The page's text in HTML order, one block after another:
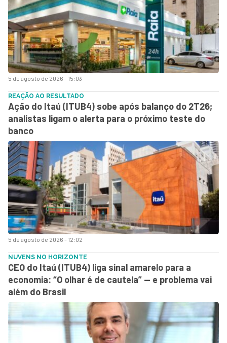
5 de agosto de 2026 - 15:03
5 de agosto de 2026 - 12:02
REAÇÃO AO RESULTADO
Ação do Itaú (ITUB4) sobe após balanço do 2T26;
analistas ligam o alerta para o próximo teste do
banco
NUVENS NO HORIZONTE
CEO do Itaú (ITUB4) liga sinal amarelo para a
economia: “O olhar é de cautela” — e problema vai
além do Brasil